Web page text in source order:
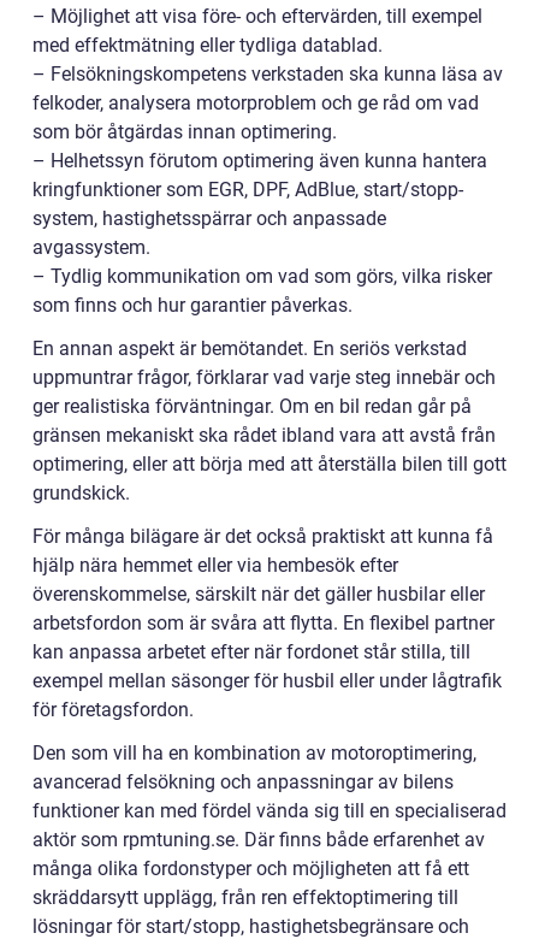
– Möjlighet att visa före- och eftervärden, till exempel
med effektmätning eller tydliga datablad.
– Felsökningskompetens verkstaden ska kunna läsa av
felkoder, analysera motorproblem och ge råd om vad
som bör åtgärdas innan optimering.
– Helhetssyn förutom optimering även kunna hantera
kringfunktioner som EGR, DPF, AdBlue, start/stopp-
system, hastighetsspärrar och anpassade
avgassystem.
– Tydlig kommunikation om vad som görs, vilka risker
som finns och hur garantier påverkas.
En annan aspekt är bemötandet. En seriös verkstad
uppmuntrar frågor, förklarar vad varje steg innebär och
ger realistiska förväntningar. Om en bil redan går på
gränsen mekaniskt ska rådet ibland vara att avstå från
optimering, eller att börja med att återställa bilen till gott
grundskick.
För många bilägare är det också praktiskt att kunna få
hjälp nära hemmet eller via hembesök efter
överenskommelse, särskilt när det gäller husbilar eller
arbetsfordon som är svåra att flytta. En flexibel partner
kan anpassa arbetet efter när fordonet står stilla, till
exempel mellan säsonger för husbil eller under lågtrafik
för företagsfordon.
Den som vill ha en kombination av motoroptimering,
avancerad felsökning och anpassningar av bilens
funktioner kan med fördel vända sig till en specialiserad
aktör som rpmtuning.se. Där finns både erfarenhet av
många olika fordonstyper och möjligheten att få ett
skräddarsytt upplägg, från ren effektoptimering till
lösningar för start/stopp, hastighetsbegränsare och